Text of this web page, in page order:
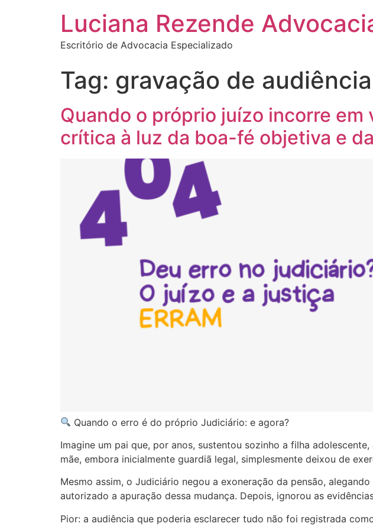
Luciana Rezende
Escritório de Advocacia Especializado
Tag: gravação de audiência
Quando o próprio juízo incorre
crítica à luz da boa-fé objetiva e
Quando o erro é do próprio Judiciário: e agora?
Imagine um pai que, por anos, sustentou sozinho a filha
mãe, embora inicialmente guardiã legal, simplesmente deixou de
Mesmo assim, o Judiciário negou a exoneração da pensão,
autorizado a apuração dessa mudança. Depois, ignorou as
Pior: a audiência que poderia esclarecer tudo não foi registrada